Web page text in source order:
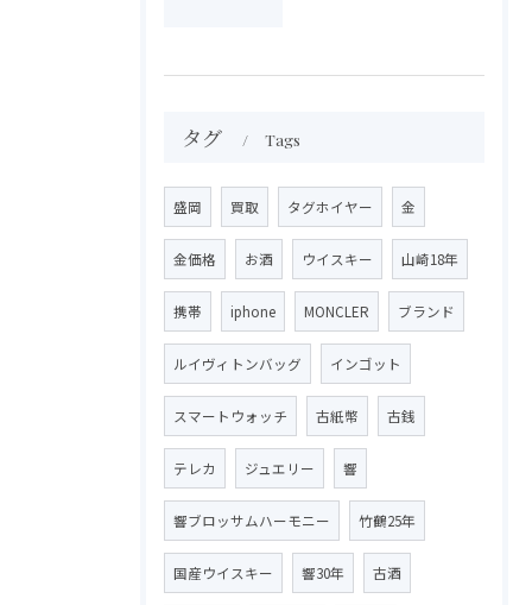
タグ Tags
盛岡 買取 タグホイヤー 金
金価格 お酒 ウイスキー 山崎18年
携帯 iphone MONCLER ブランド
ルイヴィトンバッグ インゴット
スマートウォッチ 古紙幣 古銭
テレカ ジュエリー 響
響ブロッサムハーモニー 竹鶴25年
国産ウイスキー 響30年 古酒